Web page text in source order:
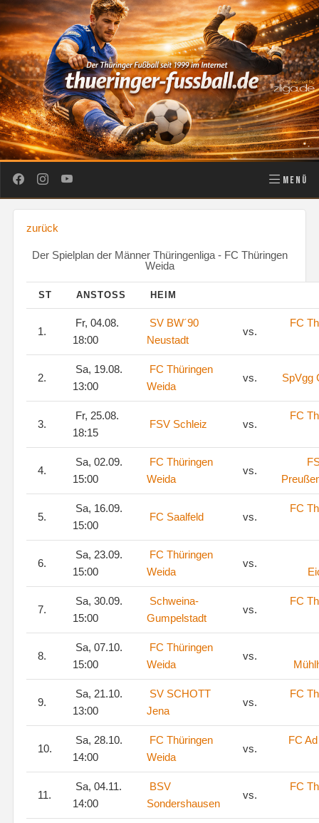
MENÜ
zurück
Der Spielplan der Männer Thüringenliga - FC Thüringen
Weida
ST ANSTOSS HEIM
1.
Fr, 04.08.
18:00
SV BW´90
Neustadt
vs.
FC
2.
Sa, 19.08.
13:00
FC Thüringen
Weida
vs. SpVgg
3.
Fr, 25.08.
18:15
FSV Schleiz vs.
FC
4.
Sa, 02.09.
15:00
FC Thüringen
Weida
vs.
5.
Sa, 16.09.
15:00
FC Saalfeld vs.
FC
6.
Sa, 23.09.
15:00
FC Thüringen
Weida
vs.
7.
Sa, 30.09.
15:00
Schweina-
Gumpelstadt
vs.
FC
8.
Sa, 07.10.
15:00
FC Thüringen
Weida
vs.
9.
Sa, 21.10.
13:00
SV SCHOTT
Jena
vs.
FC
10.
Sa, 28.10.
14:00
FC Thüringen
Weida
vs.
FC
11.
Sa, 04.11.
14:00
BSV
Sondershausen
vs.
FC